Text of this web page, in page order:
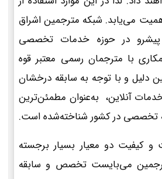
می‌یابد. شبکه مترجمین اشراق
پیشرو در حوزه خدمات تخصصی
با مترجمان رسمی معتبر قوه
دلیل و با توجه به سابقه درخشان
آنلاین، به‌عنوان مطمئن‌ترین
تخصصی در کشور شناخته‌شده است.
کیفیت دو معیار بسیار برجسته
می‌بایست تخصص و سابقه